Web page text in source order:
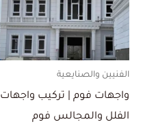
الفنيين والصنايعية
واجهات فوم | تركيب واجهات
الفلل والمجالس فوم